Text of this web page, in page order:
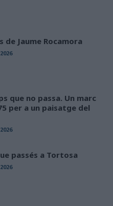
de Jaume Rocamora
que no passa. Un marc
per a un paisatge del
passés a Tortosa